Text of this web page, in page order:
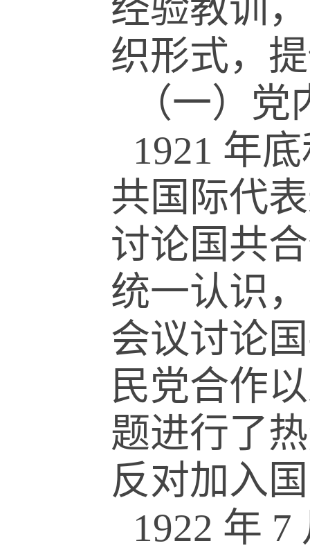
织形式，
（一）
1921 年
共国际代
讨论国共
统一认识
会议讨论
民党合作
题进行了
反对加入
1922 年 7